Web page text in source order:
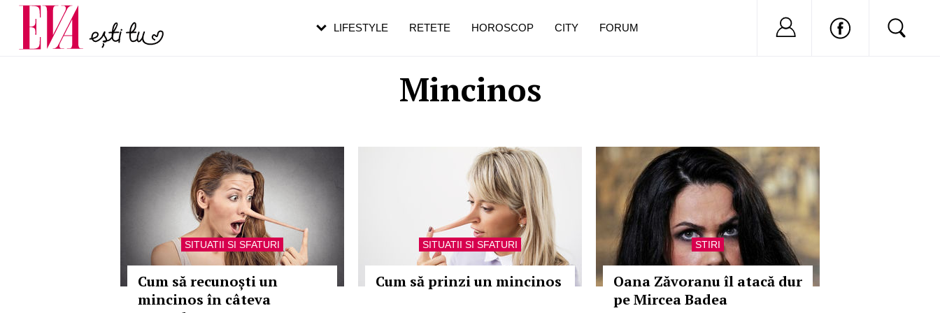
Mincinos
SITUATII SI SFATURI
Cum să recunoști un
mincinos în câteva
SITUATII SI SFATURI
Cum să prinzi un mincinos
STIRI
Oana Zăvoranu îl atacă dur
pe Mircea Badea
LIFESTYLE RETETE HOROSCOP CITY FORUM Nu ai cont?
Carieră
Actualitate
pe măsură ce înaintezi în vârstă